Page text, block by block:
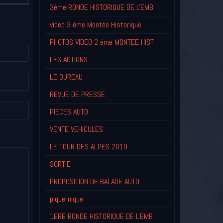
3éme RONDE HISTORIQUE DE L'EMB
video 3 éme Montée Historique
PHOTOS VIDEO 2 éme MONTEE HIST
LES ACTIONS
LE BUREAU
REVUE DE PRESSE
PIECES AUTO
VENTE VEHICULES
LE TOUR DES ALPES 2019
SORTIE
PROPOSITION DE BALADE AUTO
pique-nique
1ERE RONDE HISTORIQUE DE L'EMB